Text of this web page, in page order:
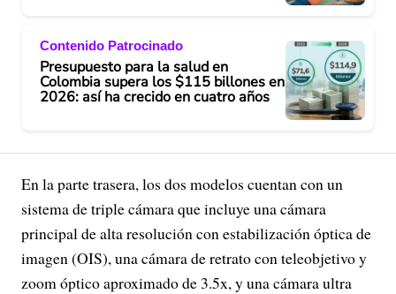
Contenido Patrocinado
Presupuesto para la salud en
Colombia supera los $115 billones en
2026: así ha crecido en cuatro años
En la parte trasera, los dos modelos cuentan con un
sistema de triple cámara que incluye una cámara
principal de alta resolución con estabilización óptica de
imagen (OIS), una cámara de retrato con teleobjetivo y
zoom óptico aproximado de 3.5x, y una cámara ultra